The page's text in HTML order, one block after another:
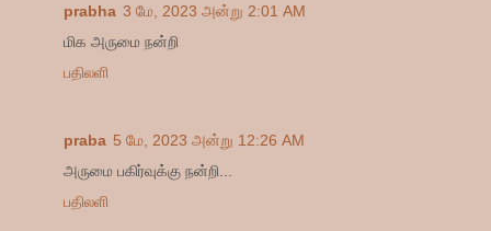
prabha 3 மே, 2023 அன்று 2:01 AM
மிக அருமை நன்றி
பதிலளி
praba 5 மே, 2023 அன்று 12:26 AM
அருமை பகிர்வுக்கு நன்றி...
பதிலளி